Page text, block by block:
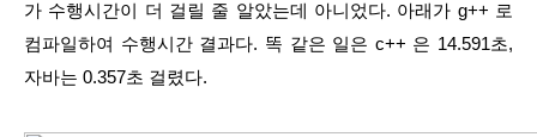
가 수행시간이 더 걸릴 줄 알았는데 아니었다. 아래가 g++ 로
컴파일하여 수행시간 결과다. 똑 같은 일은 c++ 은 14.591초,
자바는 0.357초 걸렸다.